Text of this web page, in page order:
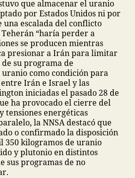
que almacenar el uranio
por Estados Unidos ni por
escalada del conflicto
“haría perder a
se producen mientras
presionar a Irán para limitar
su programa de
como condición para
Irán e Israel y las
iniciadas el pasado 28 de
ha provocado el cierre del
tensiones energéticas
la NNSA destacó que
o confirmado la disposición
350 kilogramos de uranio
y plutonio en distintos
sus programas de no